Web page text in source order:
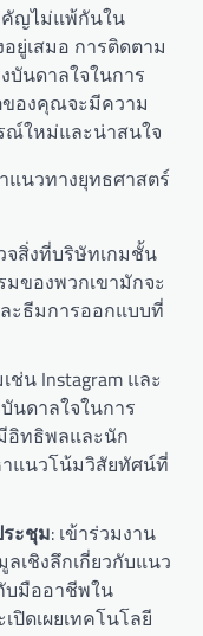
ญไม่แพ้กันใน
ยู่เสมอ การติดตาม
บันดาลใจในการ
องคุณจะมีความ
ณ์ใหม่และน่าสนใจ
แนวทางยุทธศาสตร์
จสิ่งที่บริษัทเกมชั้น
มของพวกเขามักจะ
ะธีมการออกแบบที่
ช่น Instagram และ
นดาลใจในการ
อิทธิพลและนัก
แนวโน้มวิสัยทัศน์ที่
ะชุม: เข้าร่วมงาน
เชิงลึกเกี่ยวกับแนว
บมืออาชีพใน
ปิดเผยเทคโนโลยี